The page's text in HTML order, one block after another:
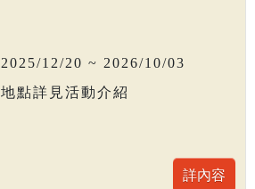
2025/12/20 ~ 2026/10/03
地點詳見活動介紹